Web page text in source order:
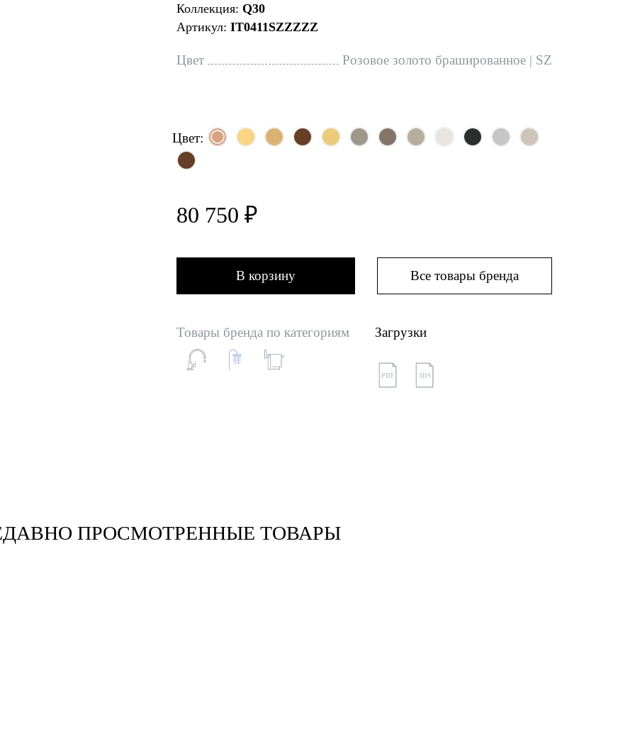
Коллекция: Q30
Артикул: IT0411SZZZZZ
Цвет Розовое золото брашированное | SZ
Цвет:
80 750 ₽
В корзину Все товары бренда
Товары бренда по категориям Загрузки
PDF 3DS
ПРОСМОТРЕННЫЕ ТОВАРЫ